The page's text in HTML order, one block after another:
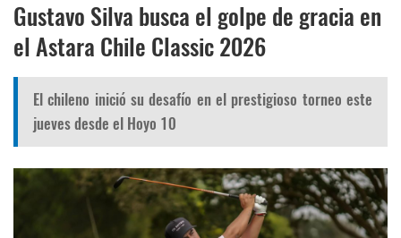
Gustavo Silva busca el golpe de gracia en
el Astara Chile Classic 2026
El chileno inició su desafío en el prestigioso torneo este
jueves desde el Hoyo 10